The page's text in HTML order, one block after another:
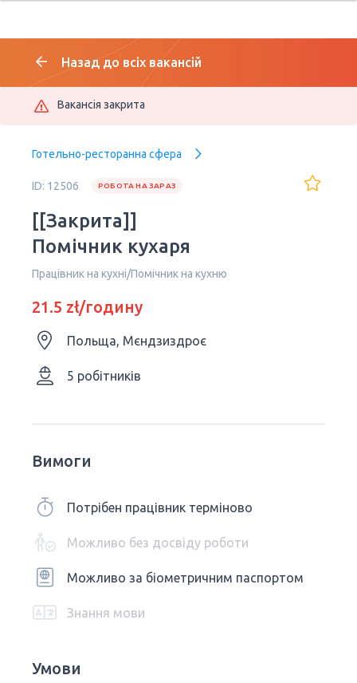
Назад до всіх вакансій
Вакансія закрита
Готельно-ресторанна сфера
ID: 12506 РОБОТА НА ЗАРАЗ
[[Закрита]]
Помічник кухаря
Працівник на кухні/Помічник на кухню
21.5 zł/годину
Польща, Мєндзиздроє
5 робітників
Вимоги
Потрібен працівник терміново
Можливо без досвіду роботи
Можливо за біометричним паспортом
Знання мови
Умови